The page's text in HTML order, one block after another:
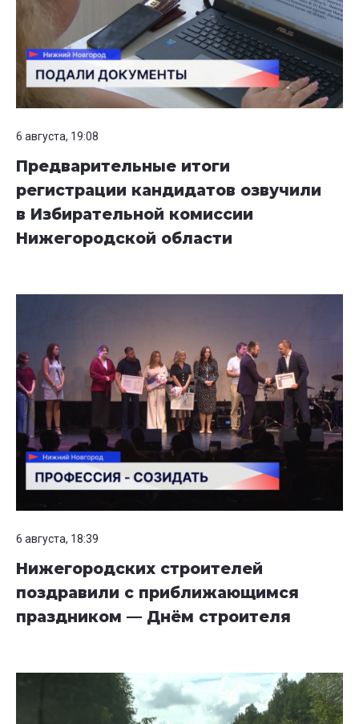
6 августа, 19:08
Предварительные итоги
регистрации кандидатов озвучили
в Избирательной комиссии
Нижегородской области
6 августа, 18:39
Нижегородских строителей
поздравили с приближающимся
праздником — Днём строителя